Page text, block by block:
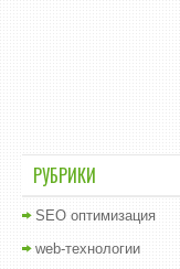
РУБРИКИ
SEO оптимизация
web-технологии